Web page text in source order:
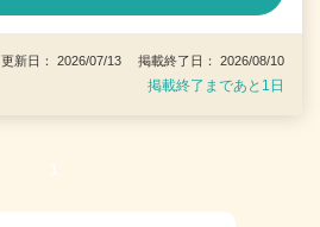
更新日： 2026/07/13 掲載終了日： 2026/08/10
掲載終了まであと1日
1